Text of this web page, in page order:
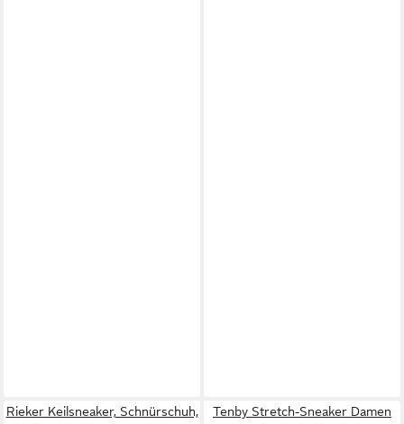
Rieker Keilsneaker, Schnürschuh,
Tenby Stretch-Sneaker Damen